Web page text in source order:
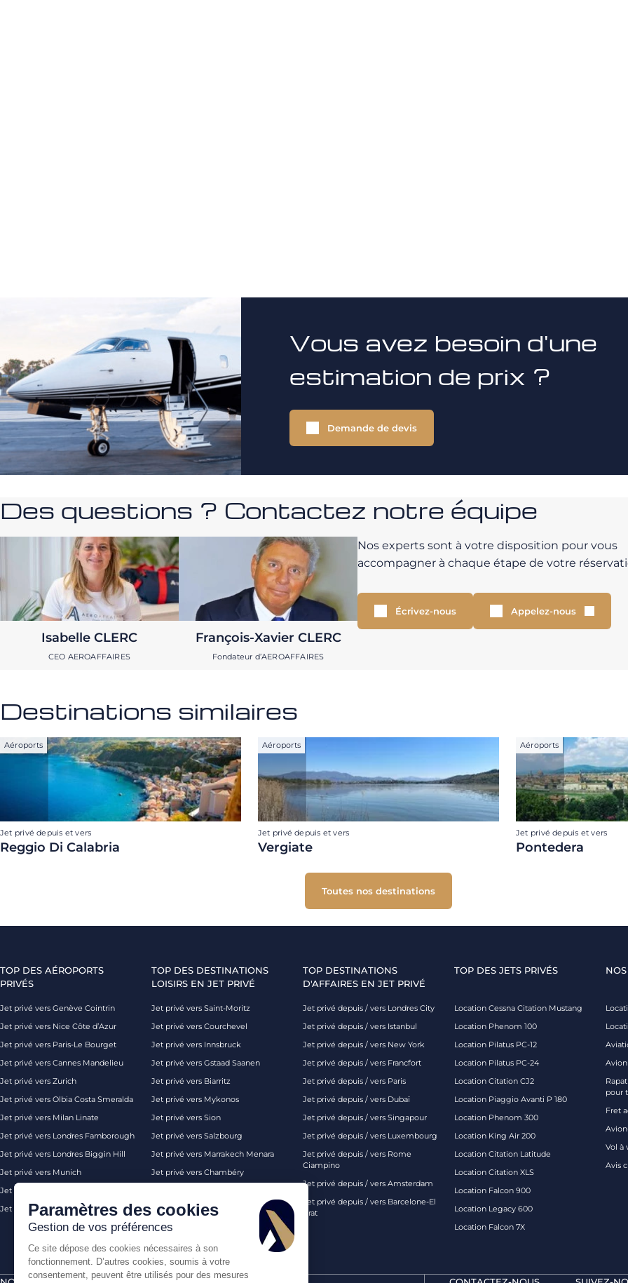
Vous avez besoin d'une
estimation de prix ?
Demande de devis
Des questions ? Contactez notre équipe
Isabelle CLERC
CEO AEROAFFAIRES
François-Xavier CLERC
Fondateur d’AEROAFFAIRES
Nos experts sont à votre disposition pour vous
accompagner à chaque étape de votre
Écrivez-nous Appelez-nous
Destinations similaires
Aéroports
Jet privé depuis et vers
Reggio Di Calabria
Aéroports
Jet privé depuis et vers
Vergiate
Aéroports
Jet privé depuis et vers
Pontedera
Toutes nos destinations
TOP DES AÉROPORTS
PRIVÉS
Jet privé vers Genève Cointrin
Jet privé vers Nice Côte d’Azur
Jet privé vers Paris-Le Bourget
Jet privé vers Cannes Mandelieu
Jet privé vers Zurich
Jet privé vers Olbia Costa Smeralda
Jet privé vers Milan Linate
Jet privé vers Londres Farnborough
Jet privé vers Londres Biggin Hill
Jet privé vers Munich
Jet privé vers Monaco
Jet privé vers Palma de Majorque
TOP DES DESTINATIONS
LOISIRS EN JET PRIVÉ
Jet privé vers Saint-Moritz
Jet privé vers Courchevel
Jet privé vers Innsbruck
Jet privé vers Gstaad Saanen
Jet privé vers Biarritz
Jet privé vers Mykonos
Jet privé vers Sion
Jet privé vers Salzbourg
Jet privé vers Marrakech Menara
Jet privé vers Chambéry
Jet privé vers Londres
TOP DESTINATIONS
D'AFFAIRES EN JET PRIVÉ
Jet privé depuis / vers Londres City
Jet privé depuis / vers Istanbul
Jet privé depuis / vers New York
Jet privé depuis / vers Francfort
Jet privé depuis / vers Paris
Jet privé depuis / vers Dubaï
Jet privé depuis / vers Singapour
Jet privé depuis / vers Luxembourg
Jet privé depuis / vers Rome
Ciampino
Jet privé depuis / vers Amsterdam
Jet privé depuis / vers Barcelone-El
Prat
TOP DES JETS PRIVÉS
Location Cessna Citation Mustang
Location Phenom 100
Location Pilatus PC-12
Location Pilatus PC-24
Location Citation CJ2
Location Piaggio Avanti P 180
Location Phenom 300
Location King Air 200
Location Citation Latitude
Location Citation XLS
Location Falcon 900
Location Legacy 600
Location Falcon 7X
pour
Fret
Vol à
Avis
Paramètres des cookies
Gestion de vos préférences
Ce site dépose des cookies nécessaires à son
fonctionnement. D’autres cookies, soumis à votre
consentement, peuvent être utilisés pour des mesures